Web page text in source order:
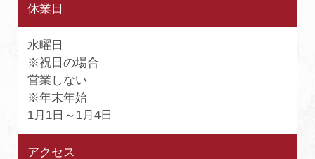
休業日
水曜日
※祝日の場合
営業しない
※年末年始
1月1日～1月4日
アクセス